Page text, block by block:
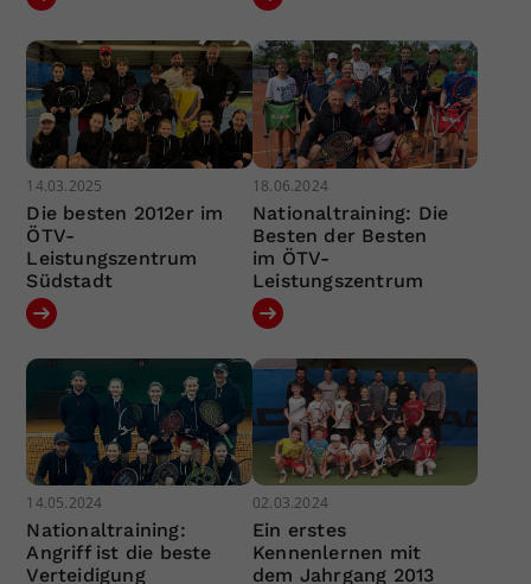
14.03.2025
Die besten 2012er im
ÖTV-
Leistungszentrum
Südstadt
18.06.2024
Nationaltraining: Die
Besten der Besten
im ÖTV-
Leistungszentrum
14.05.2024
Nationaltraining:
Angriff ist die beste
Verteidigung
02.03.2024
Ein erstes
Kennenlernen mit
dem Jahrgang 2013